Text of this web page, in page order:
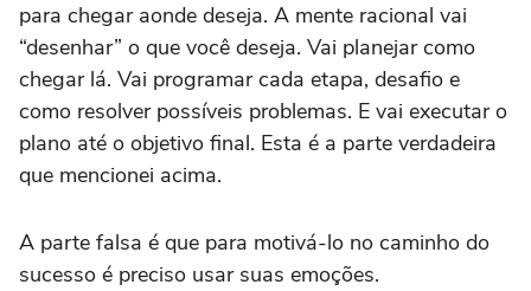
para chegar aonde deseja. A mente racional vai
“desenhar” o que você deseja. Vai planejar como
chegar lá. Vai programar cada etapa, desafio e
como resolver possíveis problemas. E vai executar o
plano até o objetivo final. Esta é a parte verdadeira
que mencionei acima.
A parte falsa é que para motivá-lo no caminho do
sucesso é preciso usar suas emoções.